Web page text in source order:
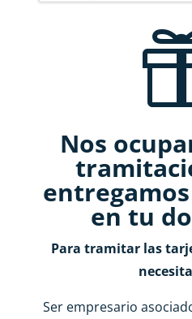
Nos
en tu
Para tramitar las
Ser empresario